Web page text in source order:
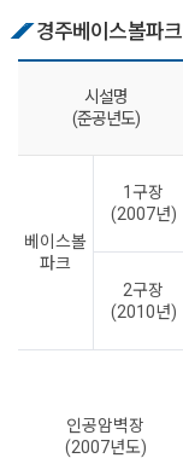
경주베이스볼파크
시설명
(준공년도)
베이스볼
파크
1구장
(2007년)
2구장
(2010년)
인공암벽장
(2007년도)